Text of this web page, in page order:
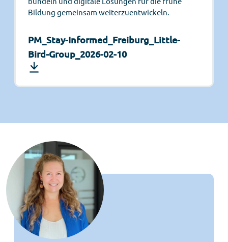
Bildung gemeinsam weiterzuentwickeln.
PM_Stay-Informed_Freiburg_Little-
Bird-Group_2026-02-10